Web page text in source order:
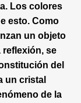
Los colores
esto. Como
un objeto
reflexión, se
del
un cristal
de la